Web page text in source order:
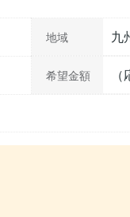
地域 九
希望金額